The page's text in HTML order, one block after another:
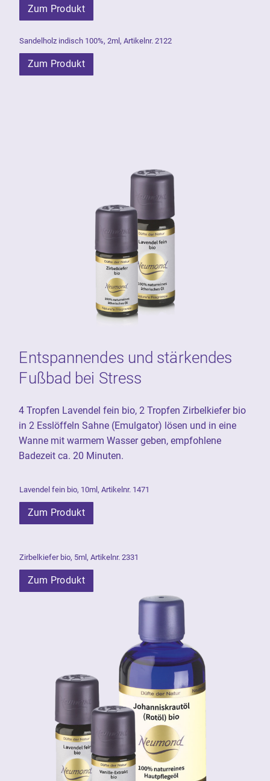
Zum Produkt
Sandelholz indisch 100%, 2ml, Artikelnr. 2122
Zum Produkt
Entspannendes und stärkendes
Fußbad bei Stress
4 Tropfen Lavendel fein bio, 2 Tropfen Zirbelkiefer bio
in 2 Esslöffeln Sahne (Emulgator) lösen und in eine
Wanne mit warmem Wasser geben, empfohlene
Badezeit ca. 20 Minuten.
Lavendel fein bio, 10ml, Artikelnr. 1471
Zum Produkt
Zirbelkiefer bio, 5ml, Artikelnr. 2331
Zum Produkt